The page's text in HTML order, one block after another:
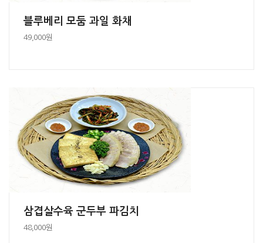
블루베리 모둠 과일 화채
49,000원
삼겹살수육 군두부 파김치
48,000원